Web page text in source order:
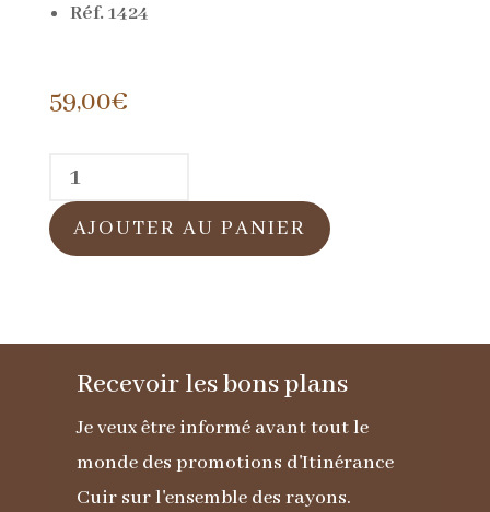
Réf. 1424
59,00€
quantité
de
Gants
agneau
rouge
pour
AJOUTER AU PANIER
Recevoir les bons plans
Je veux être informé avant tout le
monde des promotions d'Itinérance
Cuir sur l'ensemble des rayons.